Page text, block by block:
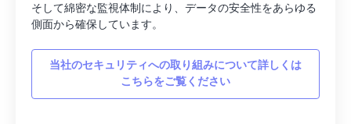
そして綿密な監視体制により、データの安全性をあらゆる
側面から確保しています。
当社のセキュリティへの取り組みについて詳しくは
こちらをご覧ください